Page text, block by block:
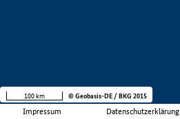
Impressum Datenschutzerklärung
100 km © Geobasis-DE / BKG 2015